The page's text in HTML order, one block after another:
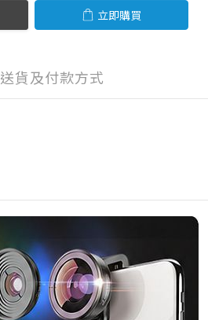
立即購買
送貨及付款方式